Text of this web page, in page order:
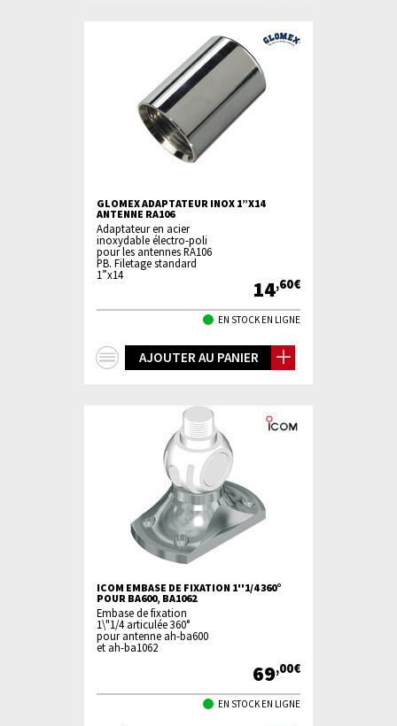
GLOMEX ADAPTATEUR INOX 1”X14
ANTENNE RA106
Adaptateur en acier
inoxydable électro-poli
pour les antennes RA106
PB. Filetage standard
1”x14
14,60€
EN STOCK EN LIGNE
AJOUTER AU PANIER
ICOM EMBASE DE FIXATION 1''1/4 360°
POUR BA600, BA1062
Embase de fixation
1\"1/4 articulée 360°
pour antenne ah-ba600
et ah-ba1062
69,00€
EN STOCK EN LIGNE